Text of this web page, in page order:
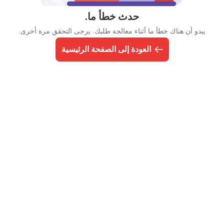
حدث خطأ ما.
يبدو أن هناك خطأ ما أثناء معالجة طلبك. يرجى التحقق مرة أخرى.
العودة إلى الصفحة الرئيسية